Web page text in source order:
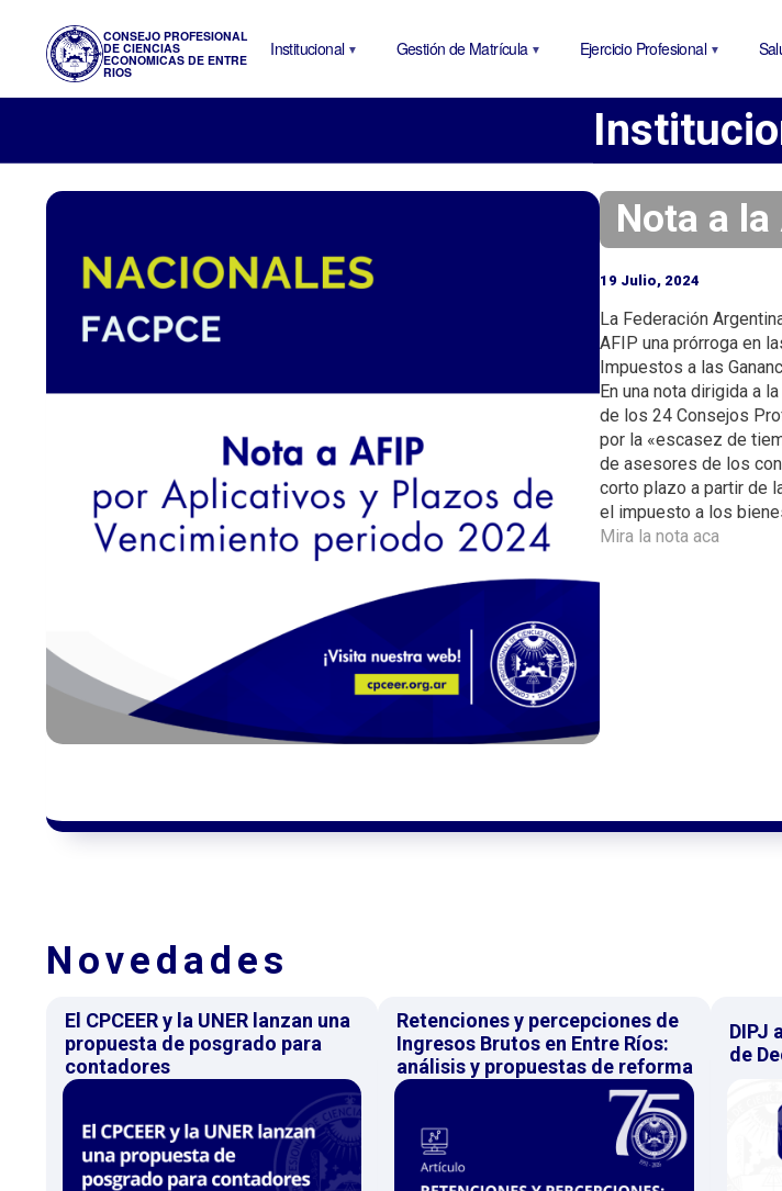
a
r
a
c
o
e
n
i
d
o
r
i
CONSEJO PROFESIONAL
DE CIENCIAS
ECONOMICAS DE ENTRE
RIOS
Institucional Gestión de Matrícula Ejercicio Profesional
Nota a la
19 Julio, 2024
La Federación
AFIP una prórroga en
Impuestos a las
En una nota dirigida a
de los 24 Consejos
por la «escasez de
de asesores de los
corto plazo a partir de
el impuesto a los
Mira la nota aca
Novedades
El CPCEER y la UNER lanzan una
propuesta de posgrado para
contadores
Retenciones y percepciones de
Ingresos Brutos en Entre Ríos:
análisis y propuestas de reforma
DIPJ
de